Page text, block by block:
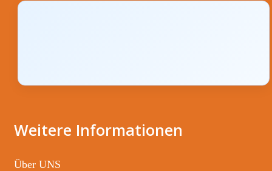
Weitere Informationen
Über UNS